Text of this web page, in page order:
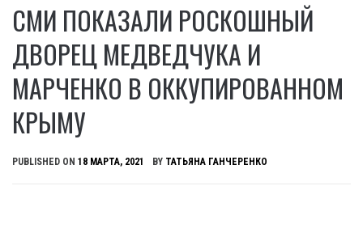
СМИ ПОКАЗАЛИ РОСКОШНЫЙ
ДВОРЕЦ МЕДВЕДЧУКА И
МАРЧЕНКО В ОККУПИРОВАННОМ
КРЫМУ
PUBLISHED ON 18 МАРТА, 2021 BY ТАТЬЯНА ГАНЧЕРЕНКО